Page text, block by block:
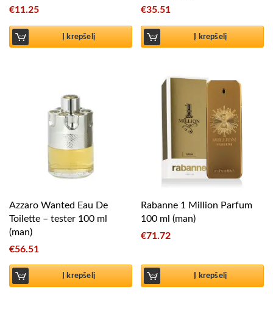
€11.25
Į krepšelį
€35.51
Į krepšelį
Azzaro Wanted Eau De
Toilette – tester 100 ml
(man)
€56.51
Į krepšelį
Rabanne 1 Million Parfum
100 ml (man)
€71.72
Į krepšelį